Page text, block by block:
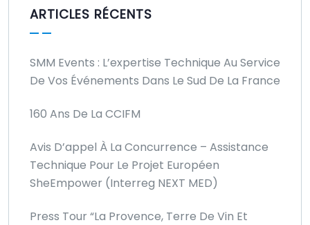
ARTICLES RÉCENTS
SMM Events : L’expertise Technique Au Service
De Vos Événements Dans Le Sud De La France
160 Ans De La CCIFM
Avis D’appel À La Concurrence – Assistance
Technique Pour Le Projet Européen
SheEmpower (Interreg NEXT MED)
Press Tour “La Provence, Terre De Vin Et